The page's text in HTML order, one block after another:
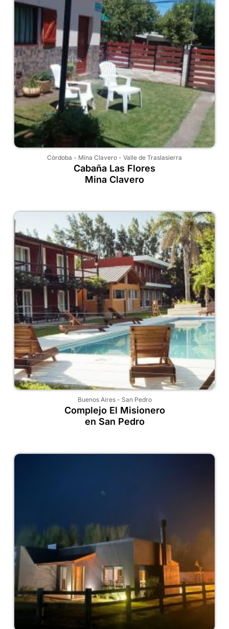
Córdoba - Mina Clavero - Valle de Traslasierra
Cabaña Las Flores
Mina Clavero
Buenos Aires- San Pedro
Complejo El Misionero
en San Pedro